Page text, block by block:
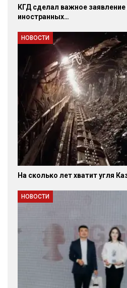
КГД сделал важное
иностранных…
НОВОСТИ
На сколько лет хватит угля
НОВОСТИ